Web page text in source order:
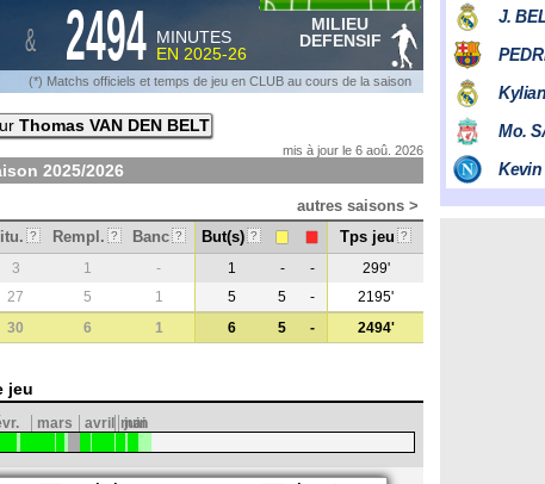
& 2494 MINUTES
EN 2025-26
MILIEU
DEFENSIF
(*) Matchs officiels et temps de jeu en CLUB au cours de la saison
Thomas VAN DEN BELT
mis à jour le 6 aoû. 2026
2025/2026
autres saisons >
? Rempl. ? Banc ? But(s) ? Tps jeu ?
3 1 - 1 - -
299'
27 5 1 5 5 -
2195'
30 6 1 6 5 - 2494'
jeu
mars avril mai
juin